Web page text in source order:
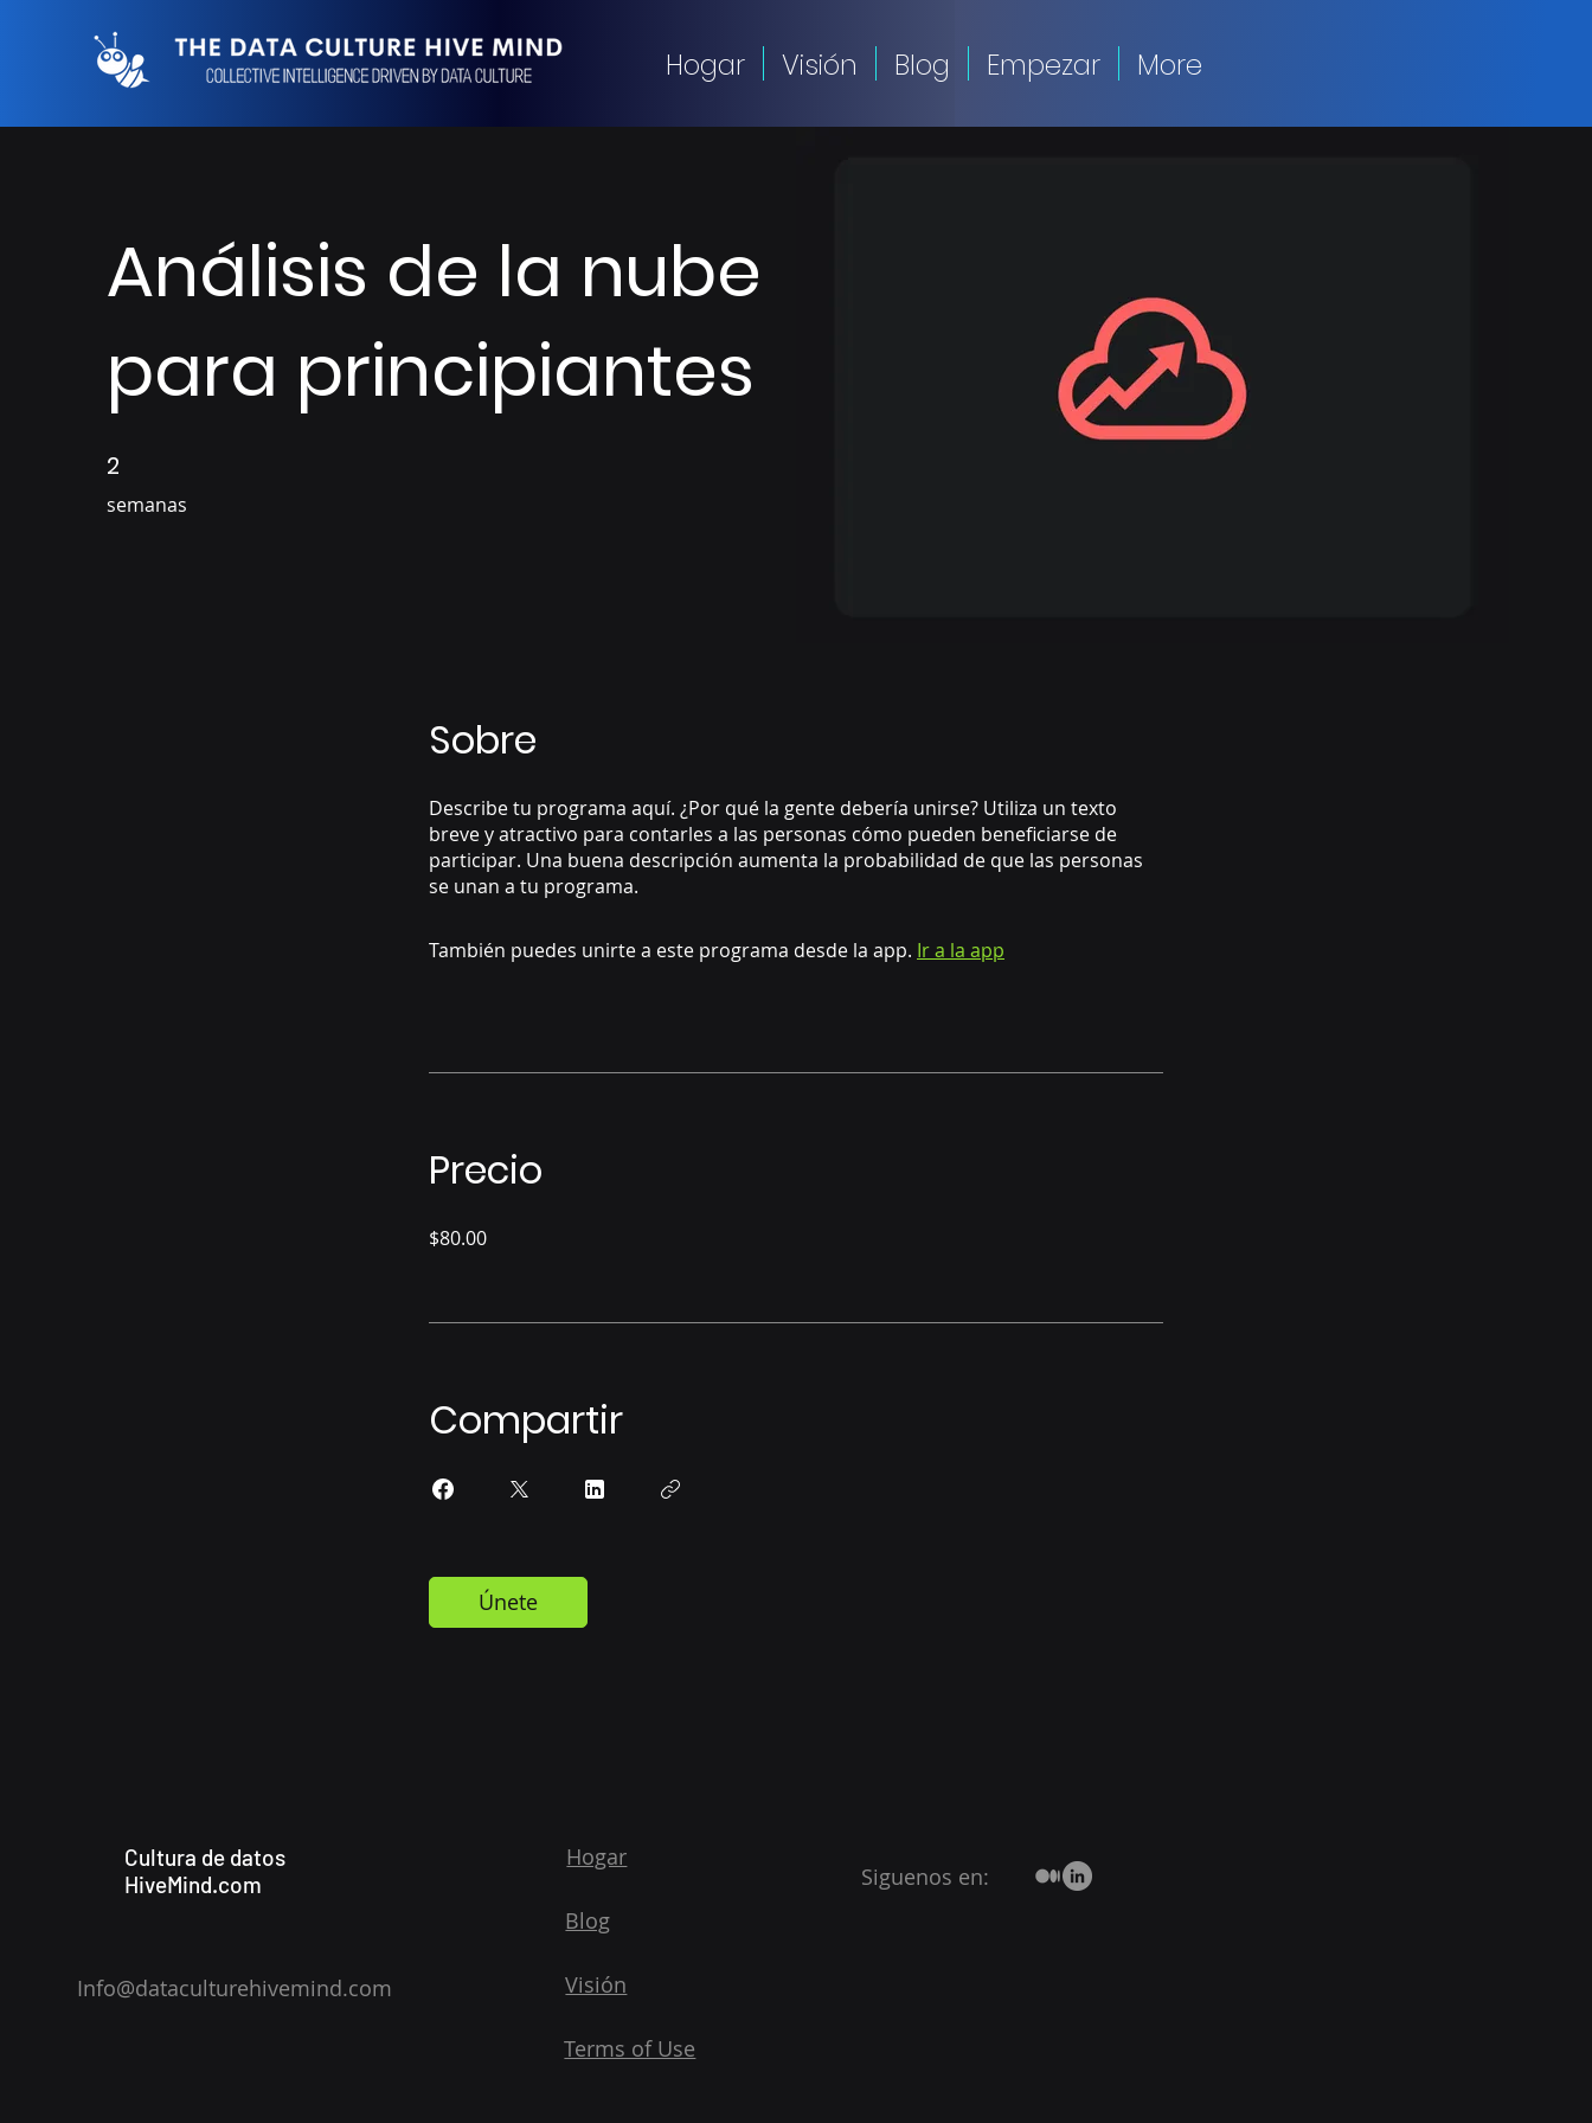
Hogar Visión Blog Empezar More
Análisis de la nube
para principiantes
2
semanas
2 semanas
Sobre
Describe tu programa aquí. ¿Por qué la gente debería unirse? Utiliza un texto
breve y atractivo para contarles a las personas cómo pueden beneficiarse de
participar. Una buena descripción aumenta la probabilidad de que las personas
se unan a tu programa.
También puedes unirte a este programa desde la app. Ir a la app
Precio
$80.00
Compartir
Únete
Cultura de datos
HiveMind.com
Info@dataculturehivemind.com
Hogar
Blog
Visión
Terms of Use
Siguenos en: